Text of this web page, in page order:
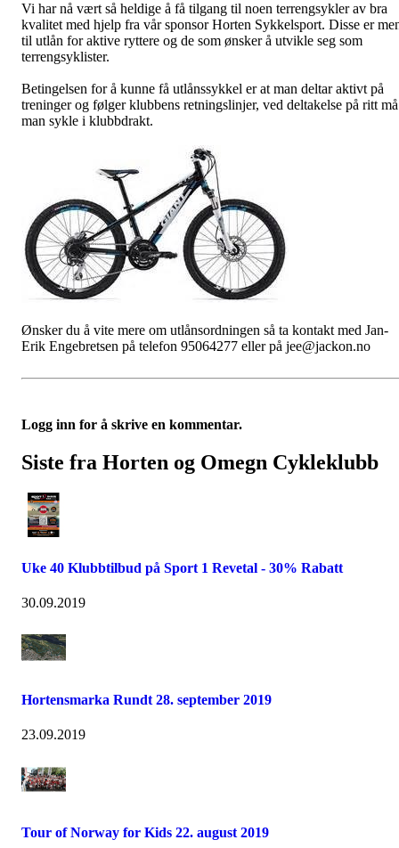
Vi har nå vært så heldige å få tilgang til noen terrengsykler av bra
kvalitet med hjelp fra vår sponsor Horten Sykkelsport. Disse er
til utlån for aktive ryttere og de som ønsker å utvikle seg som
terrengsyklister.
Betingelsen for å kunne få utlånssykkel er at man deltar aktivt på
treninger og følger klubbens retningslinjer, ved deltakelse på ritt må
man sykle i klubbdrakt.
Ønsker du å vite mere om utlånsordningen så ta kontakt med Jan-
Erik Engebretsen på telefon 95064277 eller på jee@jackon.no
Logg inn for å skrive en kommentar.
Siste fra Horten og Omegn Cykleklubb
Uke 40 Klubbtilbud på Sport 1 Revetal - 30% Rabatt
30.09.2019
Hortensmarka Rundt 28. september 2019
23.09.2019
Tour of Norway for Kids 22. august 2019